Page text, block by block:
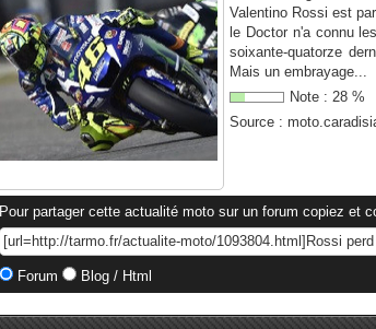
Valentino Rossi est
le Doctor n'a connu
soixante-quatorze
Mais un embrayage...
Note : 28 %
Source :
Pour partager cette actualité moto sur un forum copiez et
Forum Blog / Html